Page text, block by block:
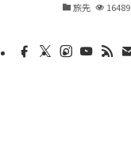
旅先 16489